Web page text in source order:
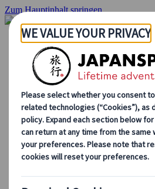
Zum Hauptinhalt springen
Startseite
Rundreisen
Individuelle Reisen
Gruppenreisen
Selbstfahrerreisen
Ausflüge
Massgeschneiderte
Japan Rail Pass
Wie wir arbeiten
Über uns
Treffen Sie unser Team
Werden Sie Teil unseres
Saisonale Reisetipps